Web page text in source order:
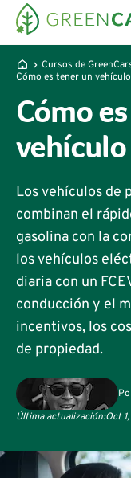
Cursos de
Cómo es tener un
Cómo
Los vehículos de
combinan el
gasolina con la
los vehículos
diaria con un
conducción y el
incentivos, los
de propiedad.
Última actualización:Oct